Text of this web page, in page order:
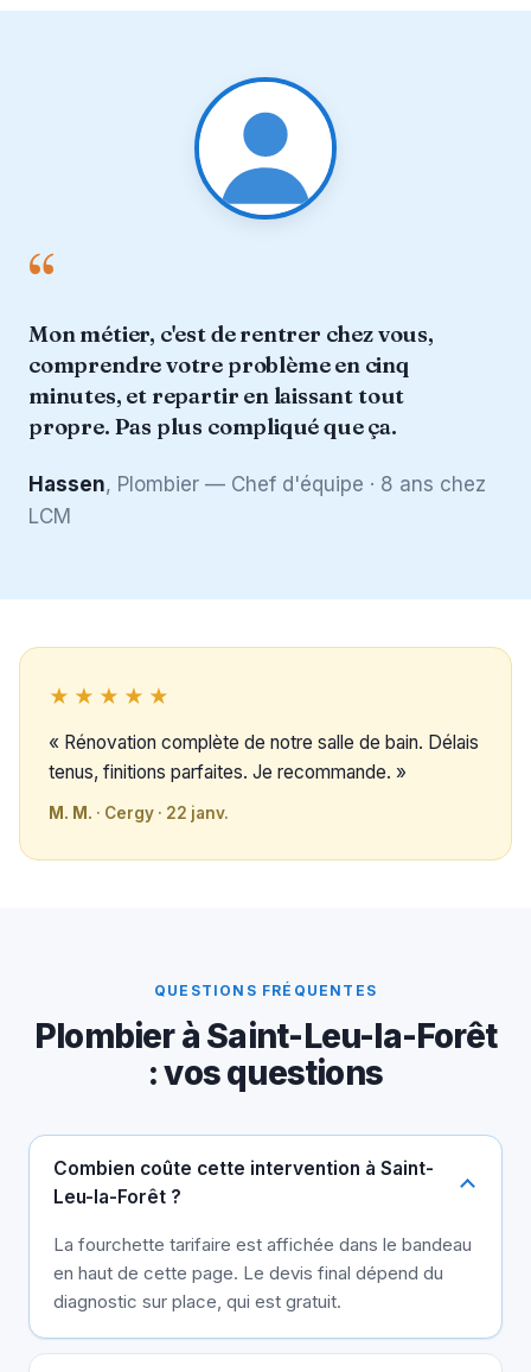
“
Mon métier, c'est de rentrer chez vous,
comprendre votre problème en cinq
minutes, et repartir en laissant tout
propre. Pas plus compliqué que ça.
Hassen, Plombier — Chef d'équipe · 8 ans chez
LCM
★★★★★
« Rénovation complète de notre salle de bain. Délais
tenus, finitions parfaites. Je recommande. »
M. M. · Cergy · 22 janv.
QUESTIONS FRÉQUENTES
Plombier à Saint-Leu-la-Forêt
: vos questions
Combien coûte cette intervention à Saint-
Leu-la-Forêt ?
La fourchette tarifaire est affichée dans le bandeau
en haut de cette page. Le devis final dépend du
diagnostic sur place, qui est gratuit.